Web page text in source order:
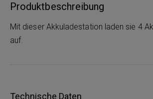
Produktbeschreibung
Mit dieser Akkuladestation laden sie 4
auf.
Technische Daten